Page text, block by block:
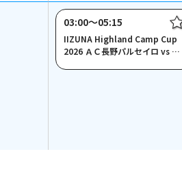
03:00〜05:15
IIZUNA Highland Camp Cup
2026 ＡＣ長野パルセイロ vs い